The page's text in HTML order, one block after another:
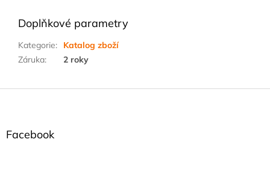
Doplňkové parametry
Kategorie:
Katalog zboží
Záruka: 2 roky
Z
Facebook